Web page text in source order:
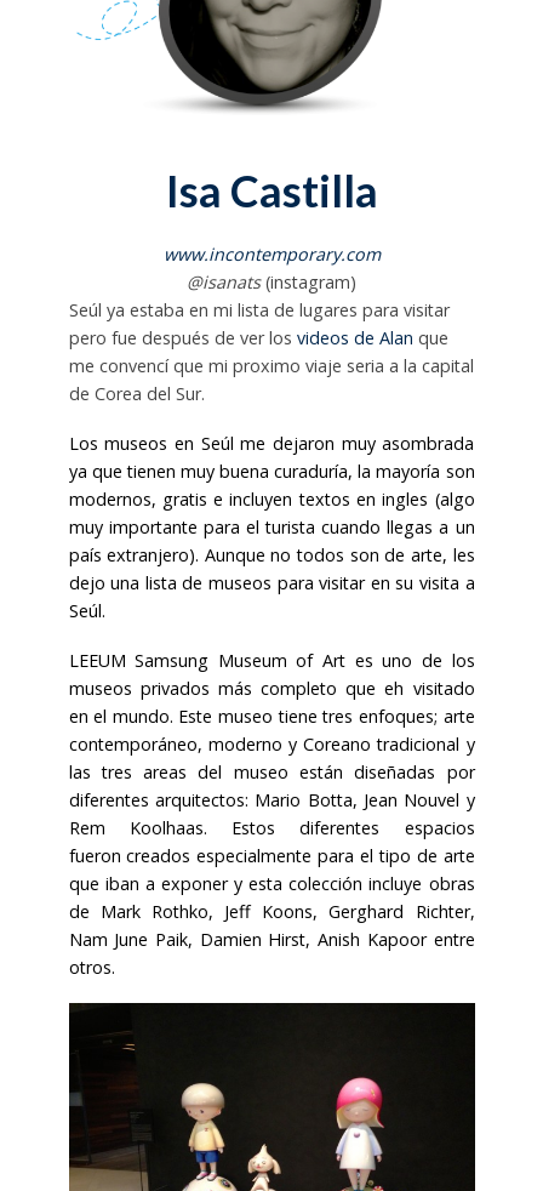
Isa Castilla
www.incontemporary.com
@isanats(instagram)
Seúl ya estaba en mi lista de lugares para visitar
pero fue después de ver los videos de Alan que
me convencí que mi proximo viaje seria a la capital
de Corea del Sur.
Los museos en Seúl me dejaron muy asombrada
ya que tienen muy buena curaduría, la mayoría son
modernos, gratis e incluyen textos en ingles (algo
muy importante para el turista cuando llegas a un
país extranjero). Aunque no todos son de arte, les
dejo una lista de museos para visitar en su visita a
Seúl.
LEEUM Samsung Museum of Art es uno de los
museos privados más completo que eh visitado
en el mundo. Este museo tiene tres enfoques; arte
contemporáneo, moderno y Coreano tradicional y
las tres areas del museo están diseñadas por
diferentes arquitectos: Mario Botta, Jean Nouvel y
Rem Koolhaas. Estos diferentes espacios
fueron creados especialmente para el tipo de arte
que iban a exponer y esta colección incluye obras
de Mark Rothko, Jeff Koons, Gerghard Richter,
Nam June Paik, Damien Hirst, Anish Kapoor entre
otros.